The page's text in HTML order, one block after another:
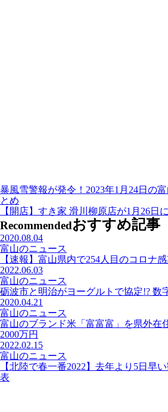
暴風雪警報が発令！2023年1月24日の
とめ
【開店】すき家 滑川柳原店が1月26日
Recommendedおすすめ記事
2020.08.04
富山のニュース
【速報】富山県内で254人目のコロナ
2022.06.03
富山のニュース
砺波市と明治がヨーグルトで協定!? 数
2020.04.21
富山のニュース
富山のブランド米「富富富」を県外在
2000万円
2022.02.15
富山のニュース
【北陸で春一番2022】去年より5日早
表